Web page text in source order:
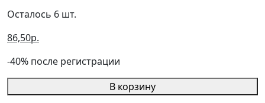
Осталось 6 шт.
86,50р.
-40% после регистрации
В корзину